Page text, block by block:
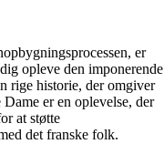
er
opleve den imponerende
rige historie, der omgiver
er en oplevelse, der
at støtte
det franske folk.